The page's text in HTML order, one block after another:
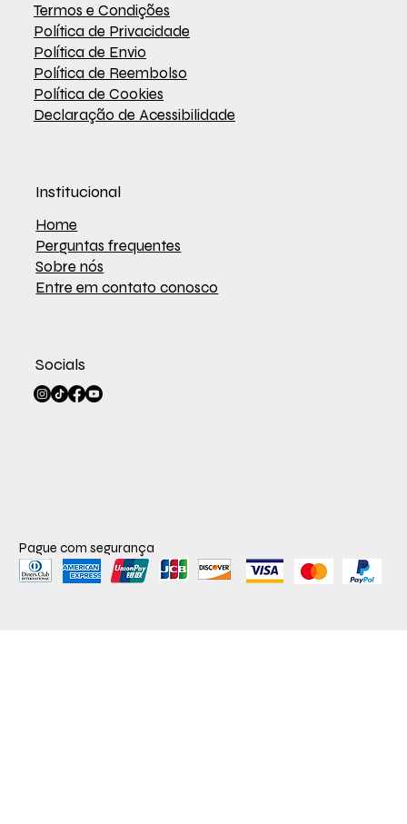
Termos e Condições
Política de Privacidade
Política de Envio
Política de Reembolso
Política de Cookies
Declaração de Acessibilidade
Institucional
Home
Perguntas frequentes
Sobre nós
Entre em contato conosco
Socials
Pague com segurança